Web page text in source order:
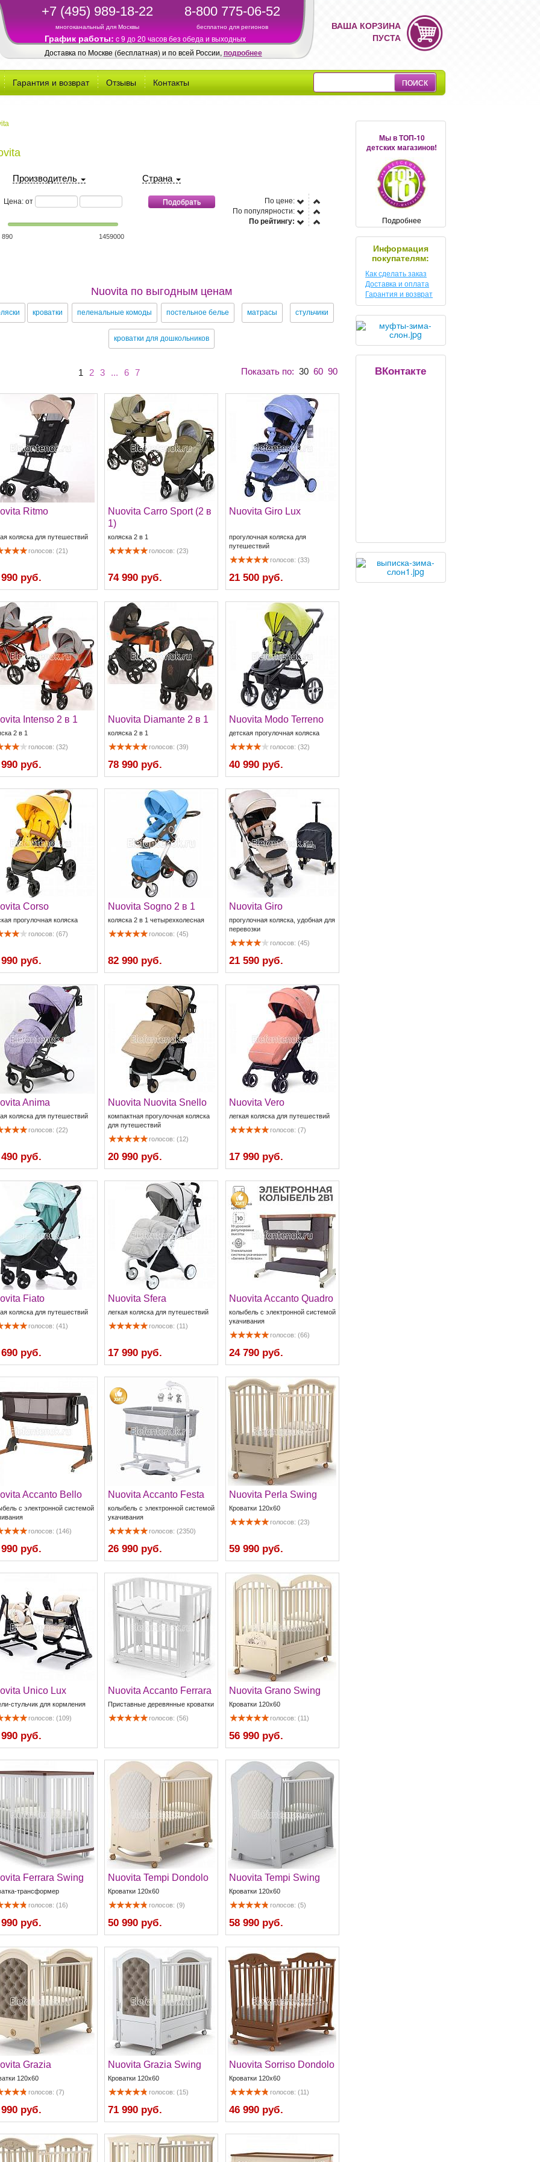
+7 (495) 989-18-22
многоканальный для Москвы
8-800 775-06-52
бесплатно для регионов
График работы: c 9 до 20 часов без обеда и выходных
Доставка по Москве (бесплатная) и по всей России, подробнее
ВАША КОРЗИНА
ПУСТА
Гарантия и возврат Отзывы Контакты
Производитель Страна
Цена: от минимальная стоимостьмаксимальная стоимость
890 1459000
По цене:
По популярности:
По рейтингу:
Nuovita по выгодным ценам
кроватки пеленальные комоды постельное белье матрасы стульчики
кроватки для дошкольников
1 2 3 ... 6 7 Показать по: 30 60 90
Ritmo
Nuovita Carro Sport (2 в
1)
Nuovita Giro Lux
коляска для путешествий
голосов: (21)
коляска 2 в 1
голосов: (23)
прогулочная коляска для
путешествий
голосов: (33)
руб. 74 990 руб. 21 500 руб.
Intenso 2 в 1 Nuovita Diamante 2 в 1 Nuovita Modo Terreno
2 в 1
голосов: (32)
коляска 2 в 1
голосов: (39)
детская прогулочная коляска
голосов: (32)
руб. 78 990 руб. 40 990 руб.
Corso Nuovita Sogno 2 в 1 Nuovita Giro
прогулочная коляска
голосов: (67)
коляска 2 в 1 четырехколесная
голосов: (45)
прогулочная коляска, удобная для
перевозки
голосов: (45)
руб. 82 990 руб. 21 590 руб.
Anima Nuovita Nuovita Snello Nuovita Vero
коляска для путешествий
голосов: (22)
компактная прогулочная коляска
для путешествий
голосов: (12)
легкая коляска для путешествий
голосов: (7)
руб. 20 990 руб. 17 990 руб.
Fiato Nuovita Sfera Nuovita Accanto Quadro
коляска для путешествий
голосов: (41)
легкая коляска для путешествий
голосов: (11)
колыбель с электронной системой
укачивания
голосов: (66)
руб. 17 990 руб. 24 790 руб.
Accanto Bello Nuovita Accanto Festa Nuovita Perla Swing
с электронной системой
голосов: (146)
колыбель с электронной системой
укачивания
голосов: (2350)
Кроватки 120x60
голосов: (23)
руб. 26 990 руб. 59 990 руб.
Unico Lux Nuovita Accanto Ferrara Nuovita Grano Swing
стульчик для кормления
голосов: (109)
Приставные деревянные кроватки
голосов: (56)
Кроватки 120х60
голосов: (11)
руб. 56 990 руб.
Ferrara Swing Nuovita Tempi Dondolo Nuovita Tempi Swing
трансформер
голосов: (16)
Кроватки 120x60
голосов: (9)
Кроватки 120x60
голосов: (5)
руб. 50 990 руб. 58 990 руб.
Grazia Nuovita Grazia Swing Nuovita Sorriso Dondolo
120x60
голосов: (7)
Кроватки 120x60
голосов: (15)
Кроватки 120x60
голосов: (11)
руб. 71 990 руб. 46 990 руб.
Мы в ТОП-10
детских магазинов!
Подробнее
Информация
покупателям:
Как сделать заказ
Доставка и оплата
Гарантия и возврат
ВКонтакте